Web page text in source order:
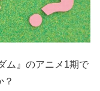
ム』のアニメ1期で
？